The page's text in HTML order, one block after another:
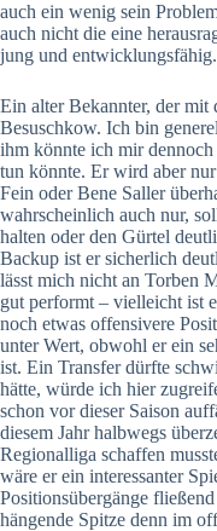
auch ein wenig sein
auch nicht die eine
jung und entwicklungsfähig.
Ein alter Bekannter, der mit
Besuschkow. Ich bin
ihm könnte ich mir
tun könnte. Er wird aber
Fein oder Bene Saller
wahrscheinlich auch nur,
halten oder den Gürtel
Backup ist er sicherlich
lässt mich nicht an Torben
gut performt – vielleicht ist
noch etwas offensivere
unter Wert, obwohl er ein
ist. Ein Transfer dürfte
hätte, würde ich hier
schon vor dieser Saison
diesem Jahr halbwegs
Regionalliga schaffen
wäre er ein interessanter
Positionsübergänge
hängende Spitze denn im